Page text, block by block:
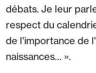
débats. Je leur
respect du
de l'importance de
naissances… ».